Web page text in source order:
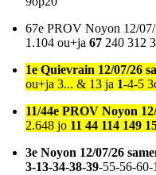
67e PROV Noyon 12/
1.104 ou+ja 67 240 312
1e Quievrain 12/07/26
ou+ja 3... & 13 ja 1-4-5
11/44e PROV Noyon
2.648 jo 11 44 114 149
3e Noyon 12/07/26
3-13-34-38-39-55-56-60-